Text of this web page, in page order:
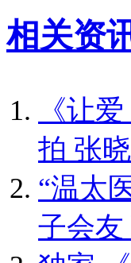
相关资
《让
拍 张
“温太
子会友